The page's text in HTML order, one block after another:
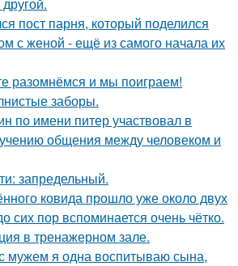
пост парня, который поделился
с женой - ещё из самого начала их
разомнёмся и мы поиграем!
заборы.
по имени питер участвовал в
общения между человеком и
запредельный.
ковида прошло уже около двух
сих пор вспоминается очень чётко.
в тренажерном зале.
мужем я одна воспитываю сына,